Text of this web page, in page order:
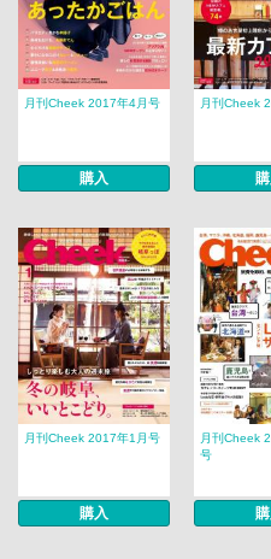
月刊Cheek 2017年4月号
購入
月刊Cheek
月刊Cheek 2017年1月号
購入
月刊Cheek
号